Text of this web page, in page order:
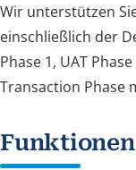
Wir unterstützen
einschließlich der
Phase 1, UAT
Transaction Phase
Funktionen